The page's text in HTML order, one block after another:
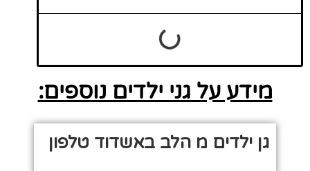
מידע על גני ילדים נוספים:
גן ילדים מ הלב באשדוד טלפון